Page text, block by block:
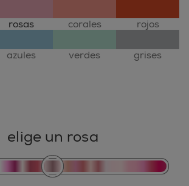
rosas corales rojos
azules verdes grises
elige un rosa